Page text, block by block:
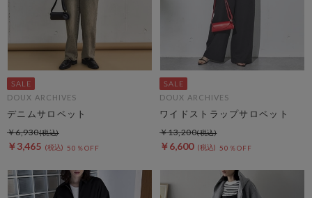
DOUX ARCHIVES
デニムサロペット
￥3,465 50％OFF
￥6,930
DOUX ARCHIVES
ワイドストラップサロペット
￥6,600 50％OFF
￥13,200